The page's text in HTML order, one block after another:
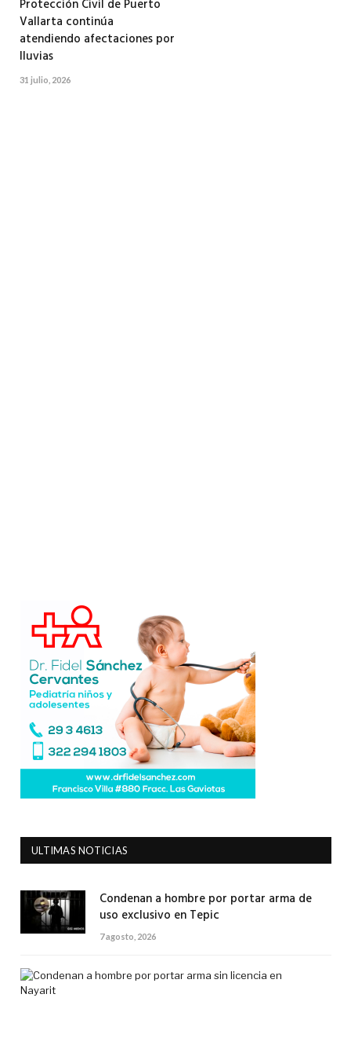
Protección Civil de Puerto
Vallarta continúa
atendiendo afectaciones por
lluvias
31 julio, 2026
ULTIMAS NOTICIAS
Condenan a hombre por portar arma de
uso exclusivo en Tepic
7 agosto, 2026